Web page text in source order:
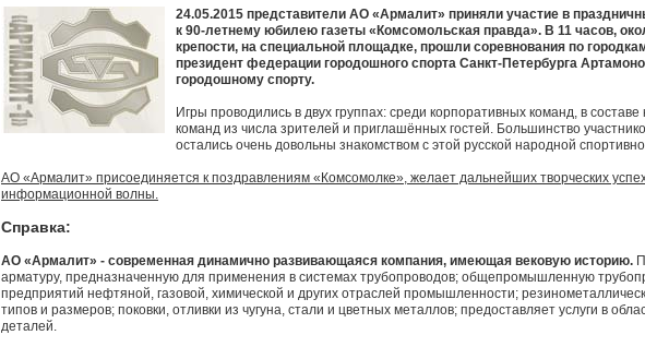
24.05.2015 представители АО «Армалит» приняли участие в
к 90-летнему юбилею газеты «Комсомольская правда». В 11 часов,
крепости, на специальной площадке, прошли соревнования по
президент федерации городошного спорта Санкт-Петербурга
городошному спорту.
Игры проводились в двух группах: среди корпоративных команд, в
команд из числа зрителей и приглашённых гостей. Большинство
остались очень довольны знакомством с этой русской народной
АО «Армалит» присоединяется к поздравлениям «Комсомолке», желает дальнейших творческих
информационной волны.
Справка:
АО «Армалит» - современная динамично развивающаяся компания, имеющая вековую историю.
арматуру, предназначенную для применения в системах трубопроводов; общепромышленную
предприятий нефтяной, газовой, химической и других отраслей промышленности;
типов и размеров; поковки, отливки из чугуна, стали и цветных металлов; предоставляет услуги в
деталей.